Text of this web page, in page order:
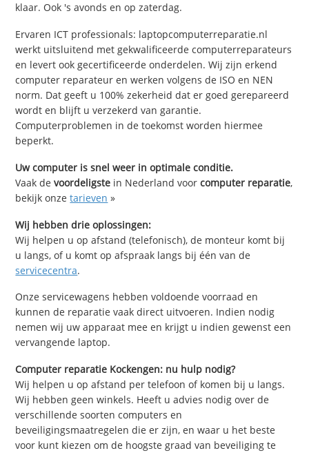
klaar. Ook 's avonds en op zaterdag.
Ervaren ICT professionals: laptopcomputerreparatie.nl
werkt uitsluitend met gekwalificeerde computerreparateurs
en levert ook gecertificeerde onderdelen. Wij zijn erkend
computer reparateur en werken volgens de ISO en NEN
norm. Dat geeft u 100% zekerheid dat er goed gerepareerd
wordt en blijft u verzekerd van garantie.
Computerproblemen in de toekomst worden hiermee
beperkt.
Uw computer is snel weer in optimale conditie.
Vaak devoordeligste in Nederland voorcomputer reparatie,
bekijk onzetarieven »
Wij hebben drie oplossingen:
Wij helpen u op afstand (telefonisch), de monteur komt bij
u langs, of u komt op afspraak langs bij één van de
servicecentra.
Onze servicewagens hebben voldoende voorraad en
kunnen de reparatie vaak direct uitvoeren. Indien nodig
nemen wij uw apparaat mee en krijgt u indien gewenst een
vervangende laptop.
Computer reparatie Kockengen: nu hulp nodig?
Wij helpen u op afstand per telefoon of komen bij u langs.
Wij hebben geen winkels. Heeft u advies nodig over de
verschillende soorten computers en
beveiligingsmaatregelen die er zijn, en waar u het beste
voor kunt kiezen om de hoogste graad van beveiliging te